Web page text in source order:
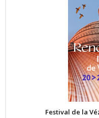
Festival de la